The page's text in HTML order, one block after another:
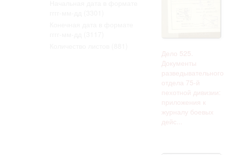
Дело 525.
Документы
разведывательного
отдела 75-й
пехотной дивизии:
приложения к
журналу боевых
дейс...